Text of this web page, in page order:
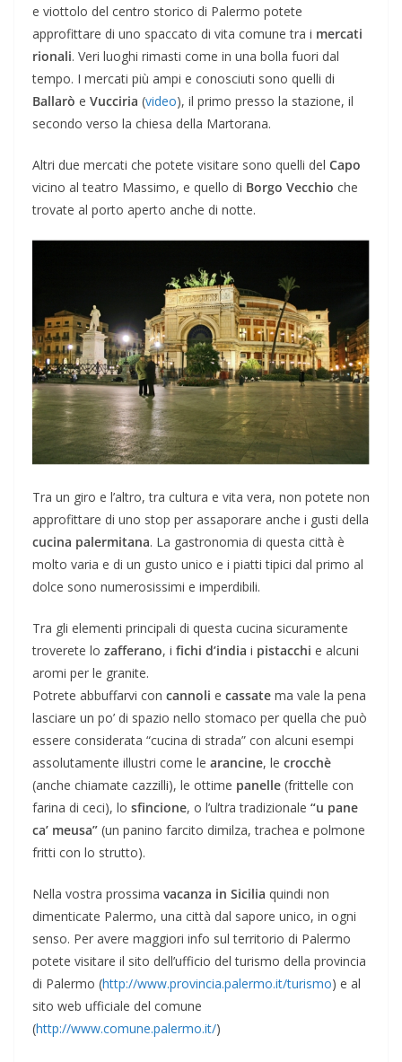
e viottolo del centro storico di Palermo potete
approfittare di uno spaccato di vita comune tra i mercati
rionali. Veri luoghi rimasti come in una bolla fuori dal
tempo. I mercati più ampi e conosciuti sono quelli di
Ballarò e Vucciria (video), il primo presso la stazione, il
secondo verso la chiesa della Martorana.
Altri due mercati che potete visitare sono quelli del Capo
vicino al teatro Massimo, e quello di Borgo Vecchio che
trovate al porto aperto anche di notte.
Tra un giro e l’altro, tra cultura e vita vera, non potete non
approfittare di uno stop per assaporare anche i gusti della
cucina palermitana. La gastronomia di questa città è
molto varia e di un gusto unico e i piatti tipici dal primo al
dolce sono numerosissimi e imperdibili.
Tra gli elementi principali di questa cucina sicuramente
troverete lo zafferano, i fichi d’india i pistacchi e alcuni
aromi per le granite.
Potrete abbuffarvi con cannoli e cassate ma vale la pena
lasciare un po’ di spazio nello stomaco per quella che può
essere considerata “cucina di strada” con alcuni esempi
assolutamente illustri come le arancine, le crocchè
(anche chiamate cazzilli), le ottime panelle (frittelle con
farina di ceci), lo sfincione, o l’ultra tradizionale “u pane
ca’ meusa” (un panino farcito dimilza, trachea e polmone
fritti con lo strutto).
Nella vostra prossima vacanza in Sicilia quindi non
dimenticate Palermo, una città dal sapore unico, in ogni
senso. Per avere maggiori info sul territorio di Palermo
potete visitare il sito dell’ufficio del turismo della provincia
di Palermo (http://www.provincia.palermo.it/turismo) e al
sito web ufficiale del comune
(http://www.comune.palermo.it/)